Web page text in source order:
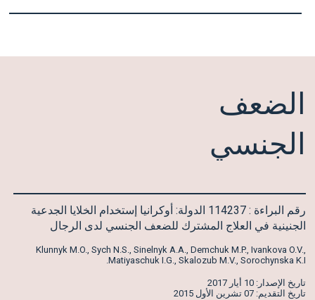
الضعف
الجنسي
رقم البراءة : 114237 الدولة: أوكرانيا إستخدام الخلايا الجدعية
الجنينية في العلاج المشترك للضعف الجنسي لدى الرجال
Klunnyk M.O., Sych N.S., Sinelnyk A.A., Demchuk M.P., Ivankova O.V.,
Matiyaschuk I.G., Skalozub M.V., Sorochynska K.I.
تاريخ الإصدار: 10 أيار 2017
تاريخ التقديم: 07 تشرين الأول 2015